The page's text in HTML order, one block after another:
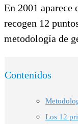
En 2001
recogen 12
metodología de
Contenidos
Los 12